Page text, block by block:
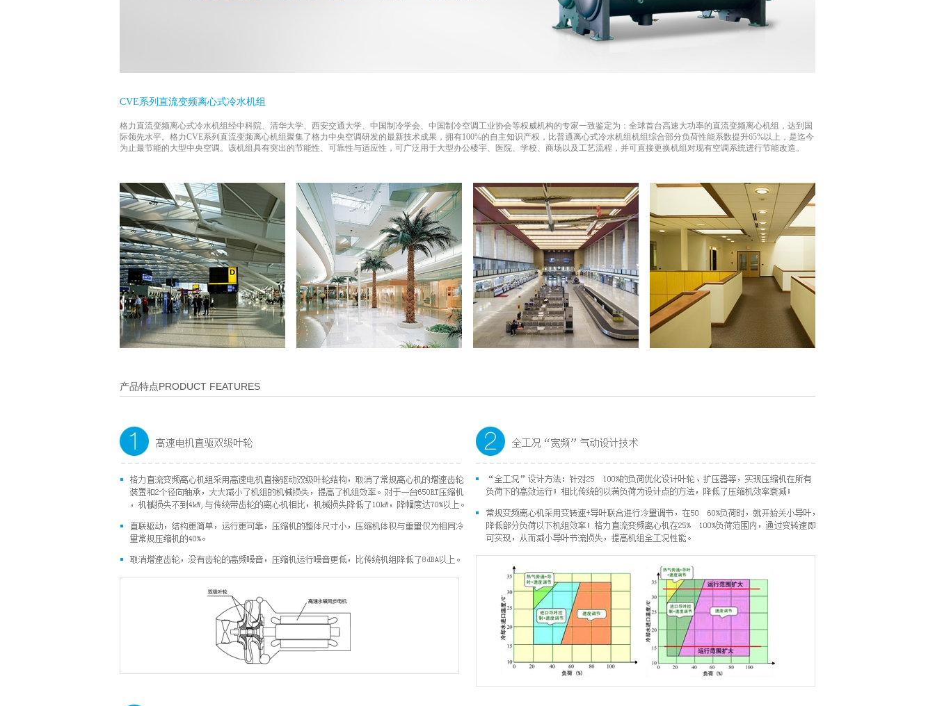
CVE系列直流变频离心式冷水机组
格力直流变频离心式冷水机组经中科院、清华大学、西安交通大学、中国制冷学会、中国制冷空调工业协会等权威机构的专家一致鉴定为：全球首台高速大功率的直流变频离心机组，达到国
际领先水平。格力CVE系列直流变频离心机组聚集了格力中央空调研发的最新技术成果，拥有100%的自主知识产权，比普通离心式冷水机组机组综合部分负荷性能系数提升65%以上，是迄今
为止最节能的大型中央空调。该机组具有突出的节能性、可靠性与适应性，可广泛用于大型办公楼宇、医院、学校、商场以及工艺流程，并可直接更换机组对现有空调系统进行节能改造。
产品特点PRODUCT FEATURES